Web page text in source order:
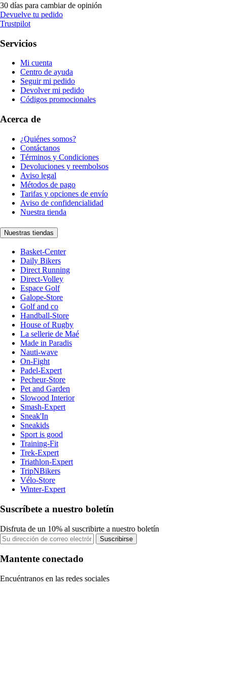
30 días para cambiar de opinión
Devuelve tu pedido
Trustpilot
Servicios
Mi cuenta
Centro de ayuda
Seguir mi pedido
Devolver mi pedido
Códigos promocionales
Acerca de
¿Quiénes somos?
Contáctanos
Términos y Condiciones
Devoluciones y reembolsos
Aviso legal
Métodos de pago
Tarifas y opciones de envío
Aviso de confidencialidad
Nuestra tienda
Nuestras tiendas
Basket-Center
Daily Bikers
Direct Running
Direct-Volley
Espace Golf
Galope-Store
Golf and co
Handball-Store
House of Rugby
La sellerie de Maé
Made in Paradis
Nauti-wave
On-Fight
Padel-Expert
Pecheur-Store
Pet and Garden
Slowood Interior
Smash-Expert
Sneak'In
Sneakids
Sport is good
Training-Fit
Trek-Expert
Triathlon-Expert
TripNBikers
Vélo-Store
Winter-Expert
Suscríbete a nuestro boletín
Disfruta de un 10% al suscribirte a nuestro boletín
Suscribirse
Mantente conectado
Encuéntranos en las redes sociales